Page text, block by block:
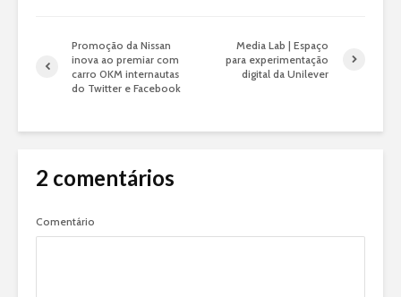
Promoção da Nissan
inova ao premiar com
carro 0KM internautas
do Twitter e Facebook
Media Lab | Espaço
para experimentação
digital da Unilever
2 comentários
Comentário